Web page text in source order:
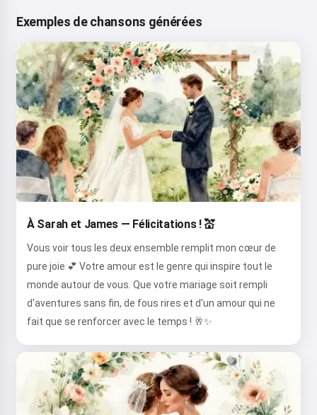
Exemples de chansons générées
À Sarah et James — Félicitations ! 💒
Vous voir tous les deux ensemble remplit mon cœur de
pure joie 💕 Votre amour est le genre qui inspire tout le
monde autour de vous. Que votre mariage soit rempli
d'aventures sans fin, de fous rires et d'un amour qui ne
fait que se renforcer avec le temps ! 🥂✨